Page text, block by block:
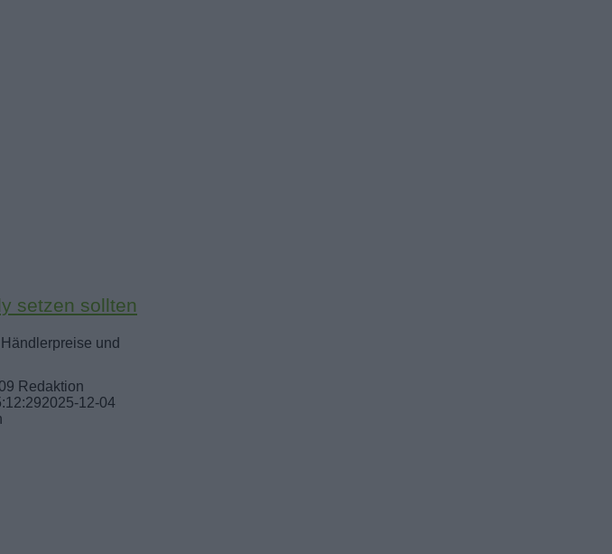
setzen sollten
und
Redaktion
2025-12-04